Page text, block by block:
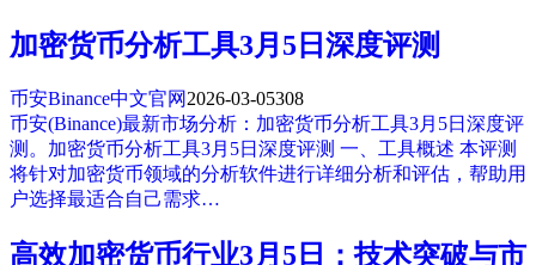
加密货币分析工具3月5日深度评测
币安Binance中文官网2026-03-05308
币安(Binance)最新市场分析：加密货币分析工具3月5日深度评
测。加密货币分析工具3月5日深度评测 一、工具概述 本评测
将针对加密货币领域的分析软件进行详细分析和评估，帮助用
户选择最适合自己需求…
高效加密货币行业3月5日：技术突破与市